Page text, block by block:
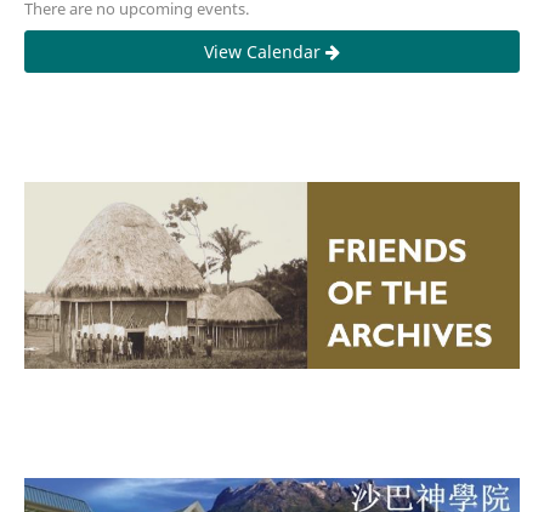
There are no upcoming events.
View Calendar